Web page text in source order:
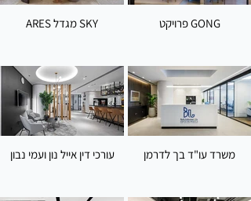
ARES מגדל SKY פרויקט GONG
עורכי דין אייל נון ועמי נבון משרד עו"ד בך לדרמן